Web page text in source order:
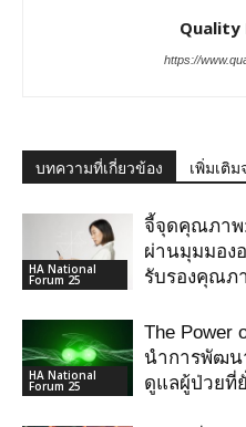
Quality
https://
บทความที่เกี่ยวข้อง เพิ่มเติ
HA National
Forum 25
จี้จุดคุณภาพ
ผ่านมุมมอง
รับรองคุณภ
HA National
Forum 25
The Power
นำการพัฒน
ดูแลผู้ป่วยที่